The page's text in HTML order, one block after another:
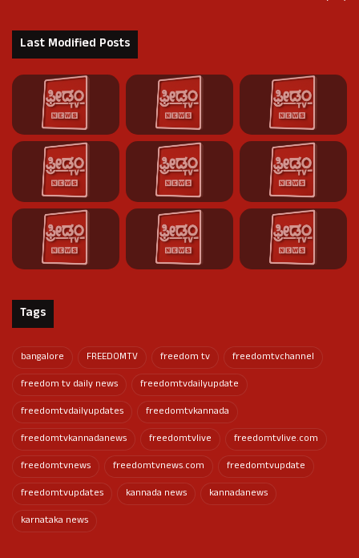
Last Modified Posts
Tags
bangalore FREEDOMTV freedom tv
freedomtvchannel
freedom tv daily news
freedomtvdailyupdate
freedomtvdailyupdates
freedomtvkannada
freedomtvkannadanews
freedomtvlive
freedomtvlive.com
freedomtvnews
freedomtvnews.com
freedomtvupdate
freedomtvupdates
kannada news
kannadanews
karnataka news